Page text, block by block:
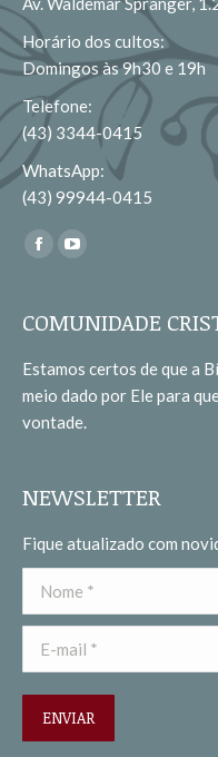
Horário dos cultos:
Domingos às 9h30 e 19h
Telefone:
(43) 3344-0415
WhatsApp:
(43) 99944-0415
Encontre-nos em:
Facebook
opens
new
window
opens
new
window
COMUNIDADE
Estamos certos de que a
meio dado por Ele para
vontade.
NEWSLETTER
Fique atualizado com
Nome *
E-mail *
ENVIAR